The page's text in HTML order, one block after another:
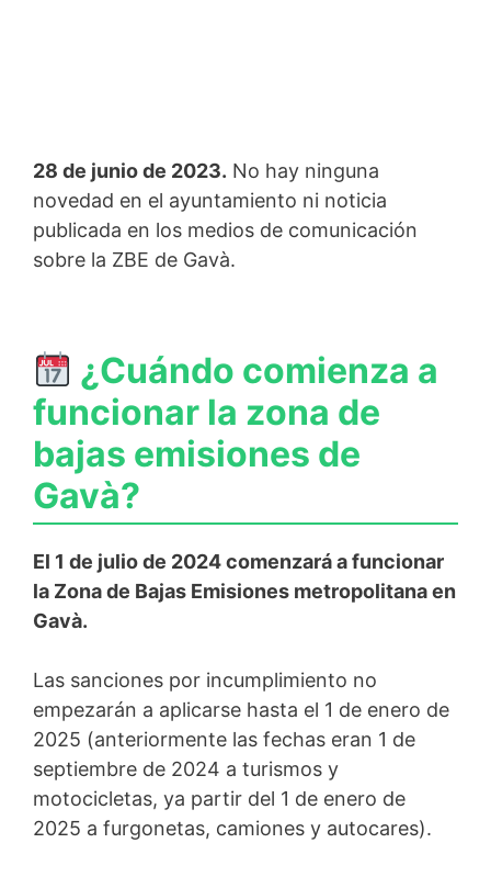
28 de junio de 2023. No hay ninguna
novedad en el ayuntamiento ni noticia
publicada en los medios de comunicación
sobre la ZBE de Gavà.
¿Cuándo comienza a
funcionar la zona de
bajas emisiones de
Gavà?
El 1 de julio de 2024 comenzará a funcionar
la Zona de Bajas Emisiones metropolitana en
Gavà.
Las sanciones por incumplimiento no
empezarán a aplicarse hasta el 1 de enero de
2025 (anteriormente las fechas eran 1 de
septiembre de 2024 a turismos y
motocicletas, ya partir del 1 de enero de
2025 a furgonetas, camiones y autocares).